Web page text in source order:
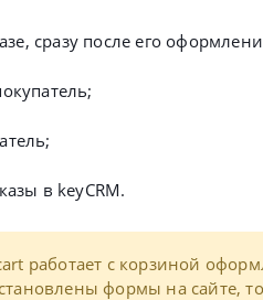
сразу после его
в keyCRM.
работает с корзиной
формы на сайте,